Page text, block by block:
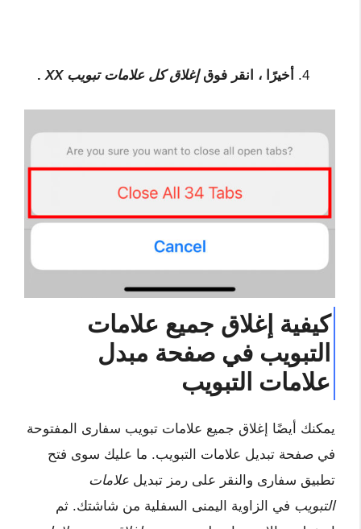
أخيرًا ، انقر فوقإغلاق كل علامات تبويب XX .
كيفية إغلاق جميع علامات
التبويب في صفحة مبدل
علامات التبويب
يمكنك أيضًا إغلاق جميع علامات تبويب سفارى المفتوحة
في صفحة تبديل علامات التبويب. ما عليك سوى فتح
تطبيق سفارى والنقر على رمز تبديل علامات
التبويب في الزاوية اليمنى السفلية من شاشتك. ثم